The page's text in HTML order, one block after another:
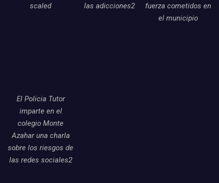
scaled
las adicciones2
fuerza cometidos en
el municipio
El Policia Tutor
imparte en el
colegio Monte
Azahar una charla
sobre los riesgos de
las redes sociales2